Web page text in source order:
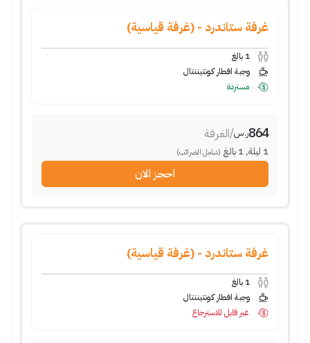
غرفة ستاندرد - (غرفة قياسية)
1 بالغ
وجبة افطار كونتيننتال
مستردة
864ر.س/الغرفة
1 ليلة,
1 بالغ (شامل الضرائب)
احجز الان
غرفة ستاندرد - (غرفة قياسية)
1 بالغ
وجبة افطار كونتيننتال
غير قابل للاسترجاع